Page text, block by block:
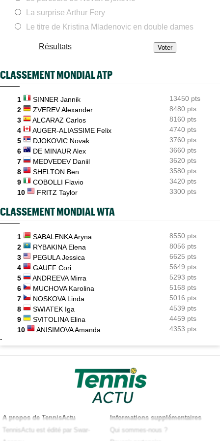
Gabriel Debru retourne aux USA, son coach avait une autre
ATP - Montréal
ATP - Montréal
08/08
Jeunes
Le Cap d'Agde offre une route directe vers le prestigieux
Orange Bowl
La surprise Arthur Fery
Le titre de Kristina Mladenovic en double dames
Résultats
CLASSEMENT MONDIAL ATP
1 SINNER Jannik
13450 pts
2
ZVEREV Alexander
8480 pts
3
ALCARAZ Carlos
8160 pts
4
AUGER-ALIASSIME Felix
4740 pts
5
DJOKOVIC Novak
3760 pts
6
DE MINAUR Alex
3660 pts
7
MEDVEDEV Daniil
3620 pts
8
SHELTON Ben
3580 pts
9
COBOLLI Flavio
3420 pts
10
FRITZ Taylor 3300 pts
CLASSEMENT MONDIAL WTA
1 SABALENKA Aryna
8550 pts
2
RYBAKINA Elena
8056 pts
3
PEGULA Jessica
6625 pts
4
GAUFF Cori
5649 pts
5
ANDREEVA Mirra
5293 pts
6
MUCHOVA Karolina
5168 pts
7
NOSKOVA Linda
5016 pts
8
SWIATEK Iga
4539 pts
9
SVITOLINA Elina
4459 pts
10
ANISIMOVA Amanda 4353 pts
-
A propos de TennisActu
TennisActu est édité par Swar-
Informations supplémentaires
Qui sommes-nous ?